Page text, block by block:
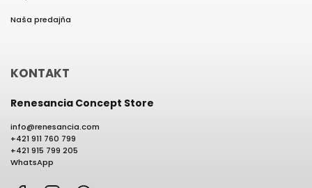
Naša predajňa
KONTAKT
Renesancia Concept Store
info@renesancia.com
+421 911 760 799
+421 915 799 205
WhatsApp